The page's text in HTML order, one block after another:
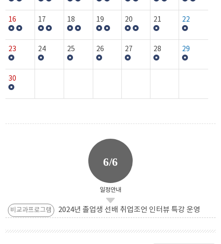
16 17 18 19 20 21 22
23 24 25 26 27 28 29
30
6/6
일정안내
비교과프로그램 2024년 졸업생 선배 취업조언 인터뷰 특강 운영